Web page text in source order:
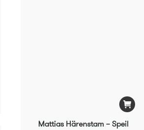
Mattias Härenstam – Speil